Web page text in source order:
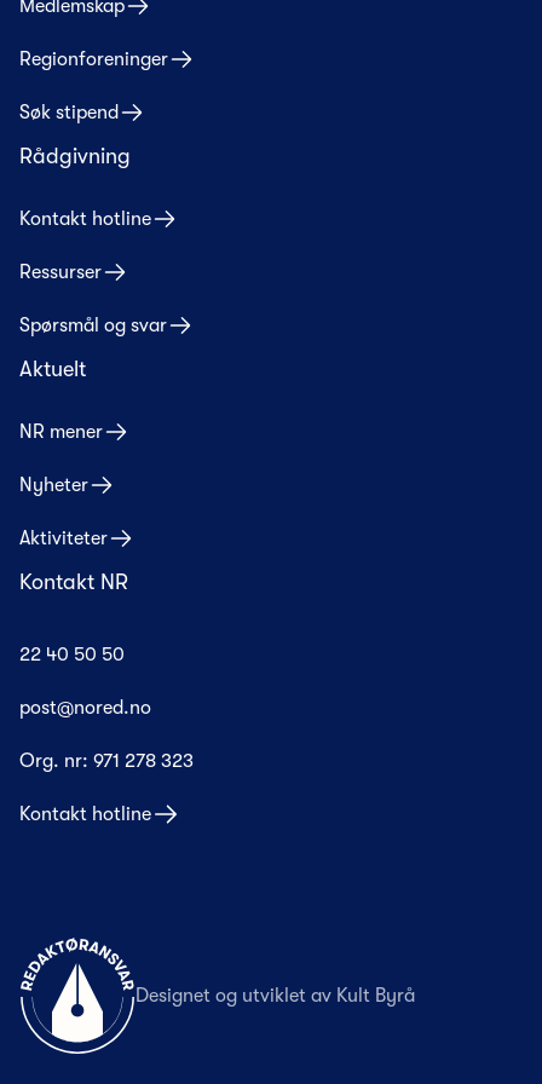
Medlemskap
Regionforeninger
Søk stipend
Rådgivning
Kontakt hotline
Ressurser
Spørsmål og svar
Aktuelt
NR mener
Nyheter
Aktiviteter
Kontakt NR
22 40 50 50
post@nored.no
Org. nr: 971 278 323
Kontakt hotline
Til forsiden
Designet og utviklet av Kult Byrå